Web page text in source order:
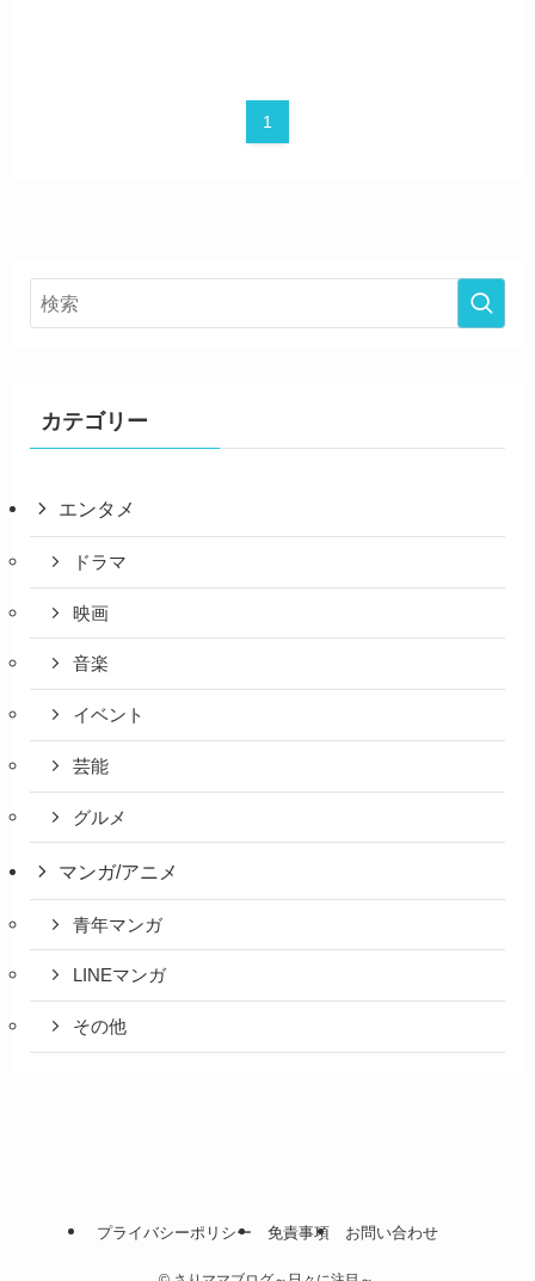
1
カテゴリー
エンタメ
ドラマ
映画
音楽
イベント
芸能
グルメ
マンガ/アニメ
青年マンガ
LINEマンガ
その他
プライバシーポリシー 免責事項 お問い合わせ